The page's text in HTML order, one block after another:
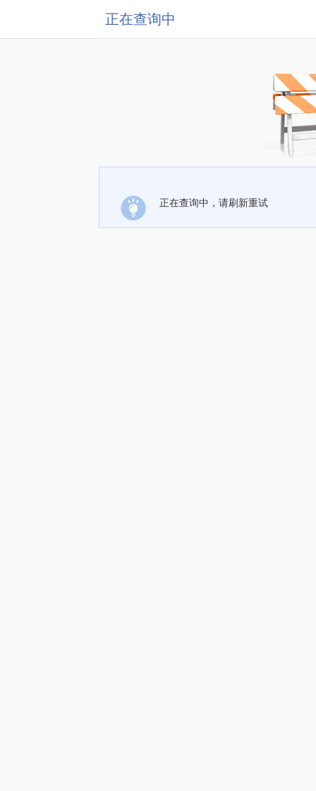
正在查询中
正在查询中，请刷新重试